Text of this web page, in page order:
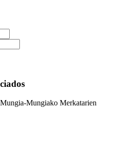
Mungiako Merkatarien